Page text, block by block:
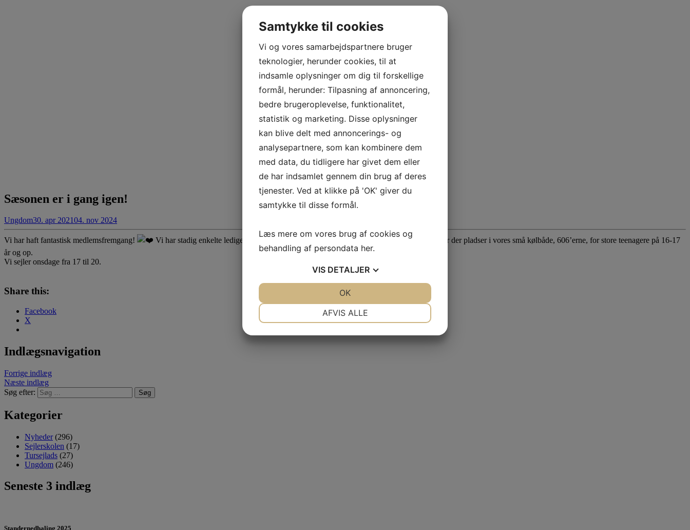
Sæsonen er i gang igen!
Ungdom30. apr 202104. nov 2024
Vi har haft fantastisk medlemsfremgang!
Vi har stadig enkelte ledige pladser i optimistjolleafdelingen (typisk 9 – 12 årige). Ligeså er der pladser i vores små kølbåde, 606’erne, for store teenagere på 16-17
år og op.
Vi sejler onsdage fra 17 til 20.
Share this:
Facebook
X
Indlægsnavigation
Forrige indlæg
Næste indlæg
Søg efter:
Kategorier
Nyheder(296)
Sejlerskolen (17)
Tursejlads (27)
Ungdom (246)
Seneste 3 indlæg
Standernedhaling 2025
Samtykke til cookies
Vi og vores samarbejdspartnere bruger
teknologier, herunder cookies, til at
indsamle oplysninger om dig til forskellige
formål, herunder: Tilpasning af annoncering,
bedre brugeroplevelse, funktionalitet,
statistik og marketing. Disse oplysninger
kan blive delt med annoncerings- og
analysepartnere, som kan kombinere dem
med data, du tidligere har givet dem eller
de har indsamlet gennem din brug af deres
tjenester. Ved at klikke på 'OK' giver du
samtykke til disse formål.
Læs mere om vores brug af cookies og
behandling af persondata her.
VIS DETALJER
AFVIS ALLE
OK